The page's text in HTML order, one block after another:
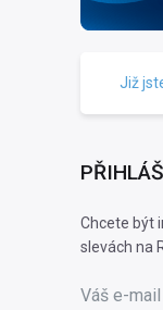
Již
Chcete být
slevách na
Váš e-mail